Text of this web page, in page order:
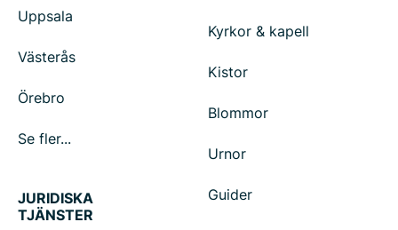
Uppsala
Västerås
Örebro
Se fler...
Kyrkor & kapell
Kistor
Blommor
Urnor
Guider
JURIDISKA
TJÄNSTER